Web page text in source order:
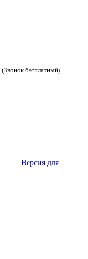
(Звонок бесплатный)
Версия для